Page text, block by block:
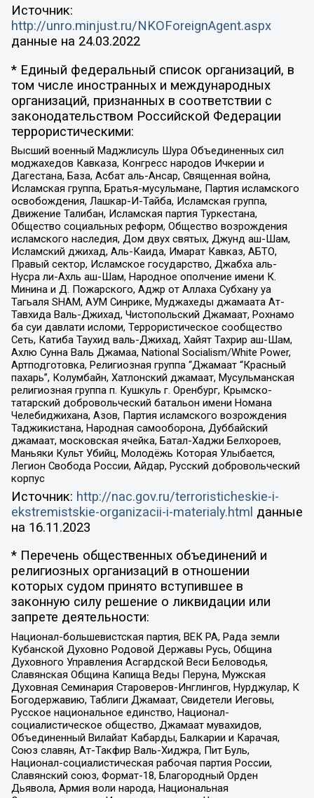
Источник:
http://unro.minjust.ru/NKOForeignAgent.aspx
данные на 24.03.2022
* Единый федеральный список организаций, в
том числе иностранных и международных
организаций, признанных в соответствии с
законодательством Российской Федерации
террористическими:
Высший военный Маджлисуль Шура Объединенных сил
моджахедов Кавказа, Конгресс народов Ичкерии и
Дагестана, База, Асбат аль-Ансар, Священная война,
Исламская группа, Братья-мусульмане, Партия исламского
освобождения, Лашкар-И-Тайба, Исламская группа,
Движение Талибан, Исламская партия Туркестана,
Общество социальных реформ, Общество возрождения
исламского наследия, Дом двух святых, Джунд аш-Шам,
Исламский джихад, Аль-Каида, Имарат Кавказ, АБТО,
Правый сектор, Исламское государство, Джабха аль-
Нусра ли-Ахль аш-Шам, Народное ополчение имени К.
Минина и Д. Пожарского, Аджр от Аллаха Субхану уа
Тагьаля SHAM, АУМ Синрике, Муджахеды джамаата Ат-
Тавхида Валь-Джихад, Чистопольский Джамаат, Рохнамо
ба суи давлати исломи, Террористическое сообщество
Сеть, Катиба Таухид валь-Джихад, Хайят Тахрир аш-Шам,
Ахлю Сунна Валь Джамаа, National Socialism/White Power,
Артподготовка, Религиозная группа “Джамаат “Красный
пахарь”, Колумбайн, Хатлонский джамаат, Мусульманская
религиозная группа п. Кушкуль г. Оренбург, Крымско-
татарский добровольческий батальон имени Номана
Челебиджихана, Азов, Партия исламского возрождения
Таджикистана, Народная самооборона, Дуббайский
джамаат, московская ячейка, Батал-Хаджи Белхороев,
Маньяки Культ Убийц, Молодёжь Которая Улыбается,
Легион Свобода России, Айдар, Русский добровольческий
корпус
Источник: http://nac.gov.ru/terroristicheskie-i-
ekstremistskie-organizacii-i-materialy.html данные
на 16.11.2023
* Перечень общественных объединений и
религиозных организаций в отношении
которых судом принято вступившее в
законную силу решение о ликвидации или
запрете деятельности:
Национал-большевистская партия, ВЕК РА, Рада земли
Кубанской Духовно Родовой Державы Русь, Община
Духовного Управления Асгардской Веси Беловодья,
Славянская Община Капища Веды Перуна, Мужская
Духовная Семинария Староверов-Инглингов, Нурджулар, К
Богодержавию, Таблиги Джамаат, Свидетели Иеговы,
Русское национальное единство, Национал-
социалистическое общество, Джамаат мувахидов,
Объединенный Вилайат Кабарды, Балкарии и Карачая,
Союз славян, Ат-Такфир Валь-Хиджра, Пит Буль,
Национал-социалистическая рабочая партия России,
Славянский союз, Формат-18, Благородный Орден
Дьявола, Армия воли народа, Национальная